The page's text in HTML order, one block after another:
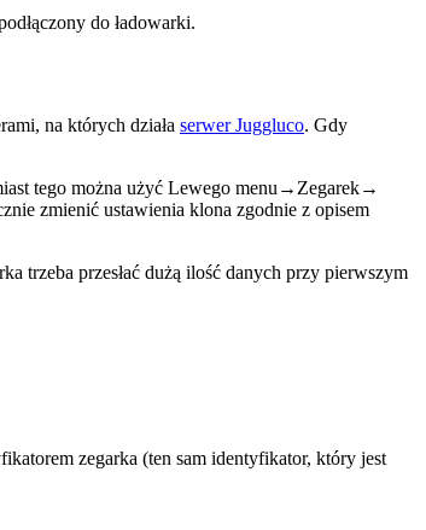
do ładowarki.
na których działa serwer Juggluco. Gdy
tego można użyć Lewego menu→Zegarek→
zmienić ustawienia klona zgodnie z opisem
trzeba przesłać dużą ilość danych przy pierwszym
zegarka (ten sam identyfikator, który jest